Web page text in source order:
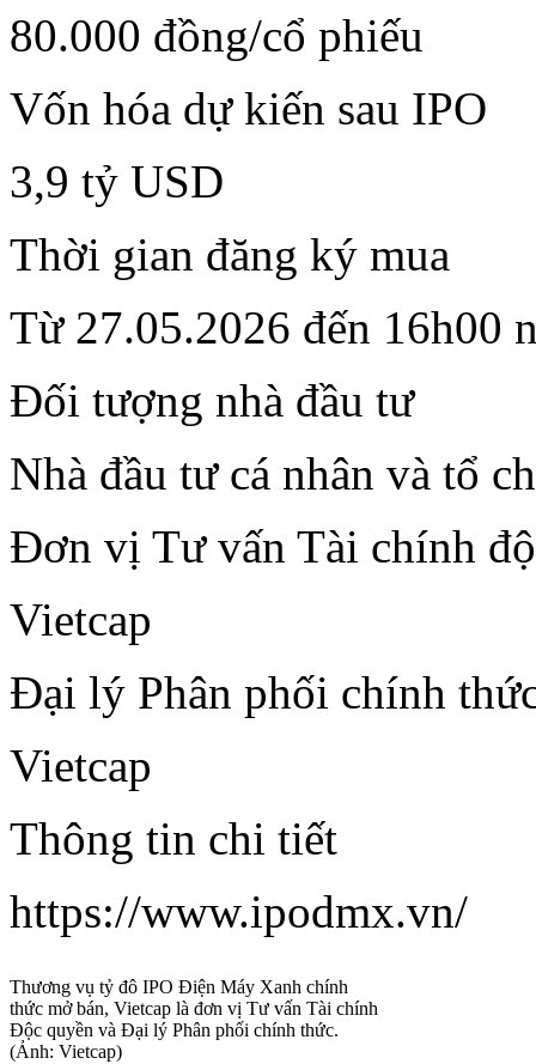
80.000 đồng/cổ phiếu
Vốn hóa dự kiến sau IPO
3,9 tỷ USD
Thời gian đăng ký mua
Từ 27.05.2026 đến 16h00
Đối tượng nhà đầu tư
Nhà đầu tư cá nhân và tổ
Đơn vị Tư vấn Tài chính
Vietcap
Đại lý Phân phối chính
Vietcap
Thông tin chi tiết
https://www.ipodmx.vn/
Thương vụ tỷ đô IPO Điện Máy Xanh chính
thức mở bán, Vietcap là đơn vị Tư vấn Tài chính
Độc quyền và Đại lý Phân phối chính thức.
(Ảnh: Vietcap)